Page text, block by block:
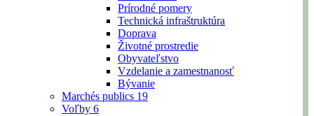
Prírodné pomery
Technická infraštruktúra
Doprava
Životné prostredie
Obyvateľstvo
Vzdelanie a zamestnanosť
Bývanie
Marchés publics 19
Voľby 6